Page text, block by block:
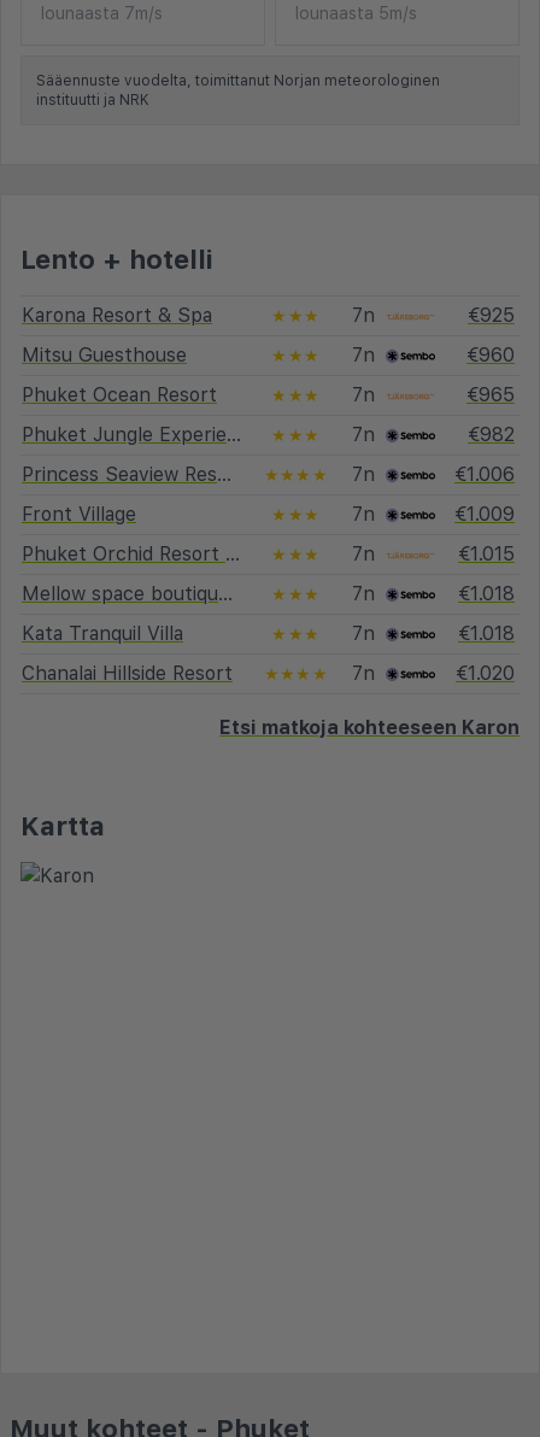
lounaasta 7m/s
lounaasta 5m/s
Sääennuste vuodelta, toimittanut Norjan meteorologinen
instituutti ja NRK
Lento + hotelli
Karona Resort & Spa ★★★ 7n
€925
Mitsu Guesthouse
★★★ 7n
€960
Phuket Ocean Resort
★★★ 7n
€965
Phuket Jungle Experience Resort
★★★ 7n
€982
Princess Seaview Resort & Spa
★★★★ 7n
€1.006
Front Village
★★★ 7n
€1.009
Phuket Orchid Resort & Spa
★★★ 7n
€1.015
Mellow space boutique rooms
★★★ 7n
€1.018
Kata Tranquil Villa
★★★ 7n
€1.018
Chanalai Hillside Resort
★★★★ 7n €1.020
Etsi matkoja kohteeseen Karon
Kartta
Muut kohteet - Phuket